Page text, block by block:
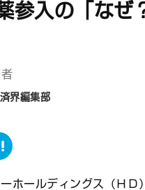
参入の「なぜ
界編集部
ホールディングス（ＨＤ